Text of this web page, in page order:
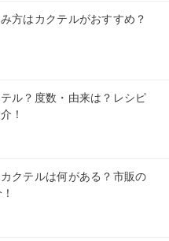
方はカクテルがおすすめ？
ル？度数・由来は？レシピ
！
クテルは何がある？市販の